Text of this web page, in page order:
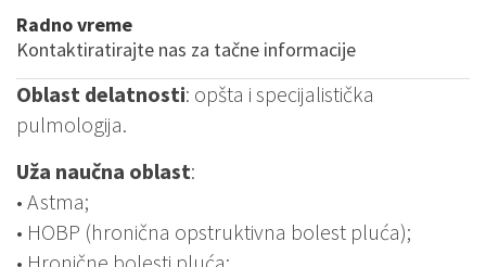
Radno vreme
Kontaktiratirajte nas za tačne informacije
Oblast delatnosti: opšta i specijalistička
pulmologija.
Uža naučna oblast:
• Astma;
• HOBP (hronična opstruktivna bolest pluća);